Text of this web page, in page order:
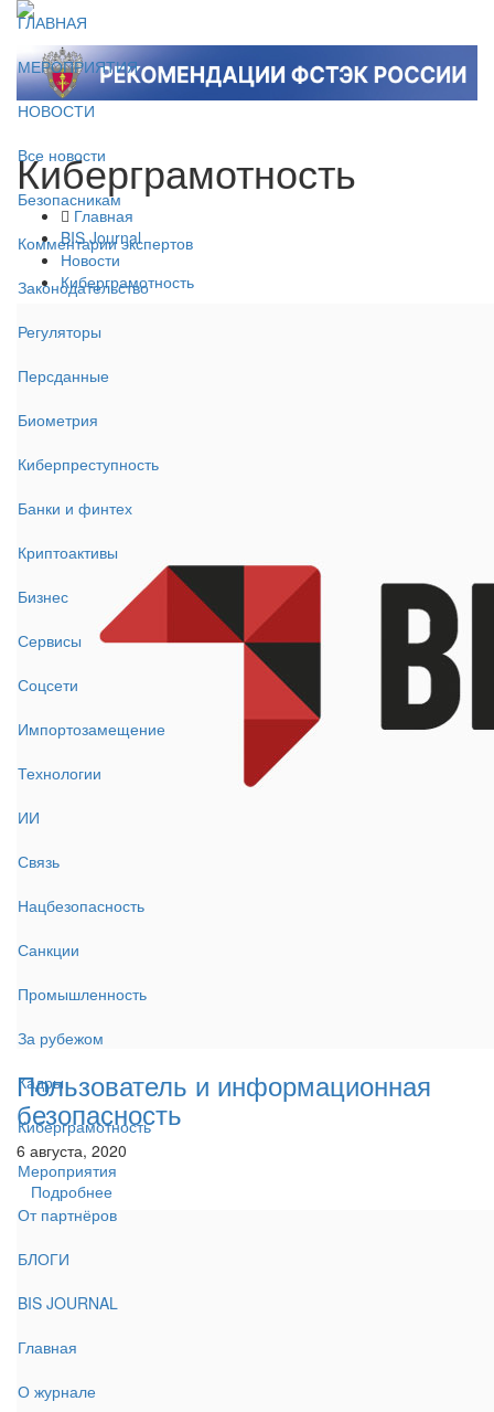
ГЛАВНАЯ
МЕРОПРИЯТИЯ
НОВОСТИ
Все новости
Безопасникам
Комментарии экспертов
Законодательство
Регуляторы
Персданные
Биометрия
Киберпреступность
Банки и финтех
Криптоактивы
Бизнес
Сервисы
Соцсети
Импортозамещение
Технологии
ИИ
Связь
Нацбезопасность
Санкции
Промышленность
За рубежом
Кадры
Киберграмотность
Мероприятия
От партнёров
БЛОГИ
BIS JOURNAL
Главная
О журнале
Киберграмотность
Главная
BIS Journal
Новости
Киберграмотность
Пользователь и информационная
безопасность
6 августа, 2020
Подробнее